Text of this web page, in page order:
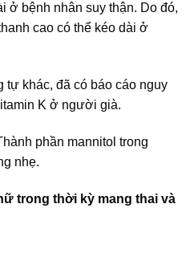
ở bệnh nhân suy thận. Do đó,
cao có thể kéo dài ở
khác, đã có báo cáo nguy
K ở người già.
phần mannitol trong
nhẹ.
trong thời kỳ mang thai và